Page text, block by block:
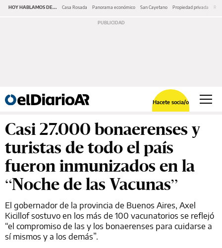
HOY HABLAMOS DE... Casa Rosada Panorama económico San Cayetano Propiedad privada
Hacete socia/o
Casi 27.000 bonaerenses y
turistas de todo el país
fueron inmunizados en la
“Noche de las Vacunas”
El gobernador de la provincia de Buenos Aires, Axel
Kicillof sostuvo en los más de 100 vacunatorios se reflejó
“el compromiso de las y los bonaerenses para cuidarse a
sí mismos y a los demás”.